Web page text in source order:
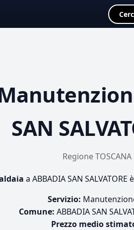
SAN
Regione TOSCANA
a ABBADIA SAN SALVATORE è
Servizio:
Comune: ABBADIA SAN
Prezzo medio